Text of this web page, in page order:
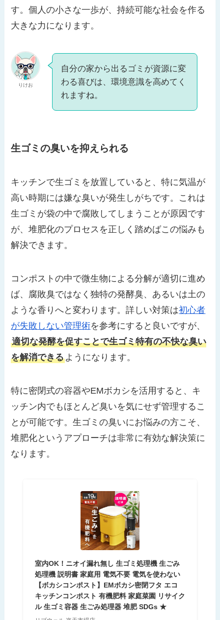
す。個人の小さな一歩が、持続可能な社会を作る
大きな力になります。
りけお
自分の家から出るゴミが資源に変
わる喜びは、環境意識を高めてく
れますね。
生ゴミの臭いを抑えられる
キッチンで生ゴミを放置していると、特に気温が
高い時期には嫌な臭いが発生しがちです。これは
生ゴミが袋の中で腐敗してしまうことが原因です
が、堆肥化のプロセスを正しく踏めばこの悩みも
解決できます。
コンポストの中で微生物による分解が適切に進め
ば、腐敗臭ではなく独特の発酵臭、あるいは土の
ような香りへと変わります。詳しい対策は初心者
が失敗しない管理術を参考にすると良いですが、
適切な発酵を促すことで生ゴミ特有の不快な臭い
を解消できるようになります。
特に密閉式の容器やEMボカシを活用すると、キ
ッチン内でもほとんど臭いを気にせず管理するこ
とが可能です。生ゴミの臭いにお悩みの方こそ、
堆肥化というアプローチは非常に有効な解決策に
なります。
室内OK！ニオイ漏れ無し 生ゴミ処理機 生ごみ
処理機 説明書 家庭用 電気不要 電気を使わない
【ボカシコンポスト】EMボカシ密閉フタ エコ
キッチンコンポスト 有機肥料 家庭菜園 リサイク
ル 生ゴミ容器 生ごみ処理器 堆肥 SDGs ★